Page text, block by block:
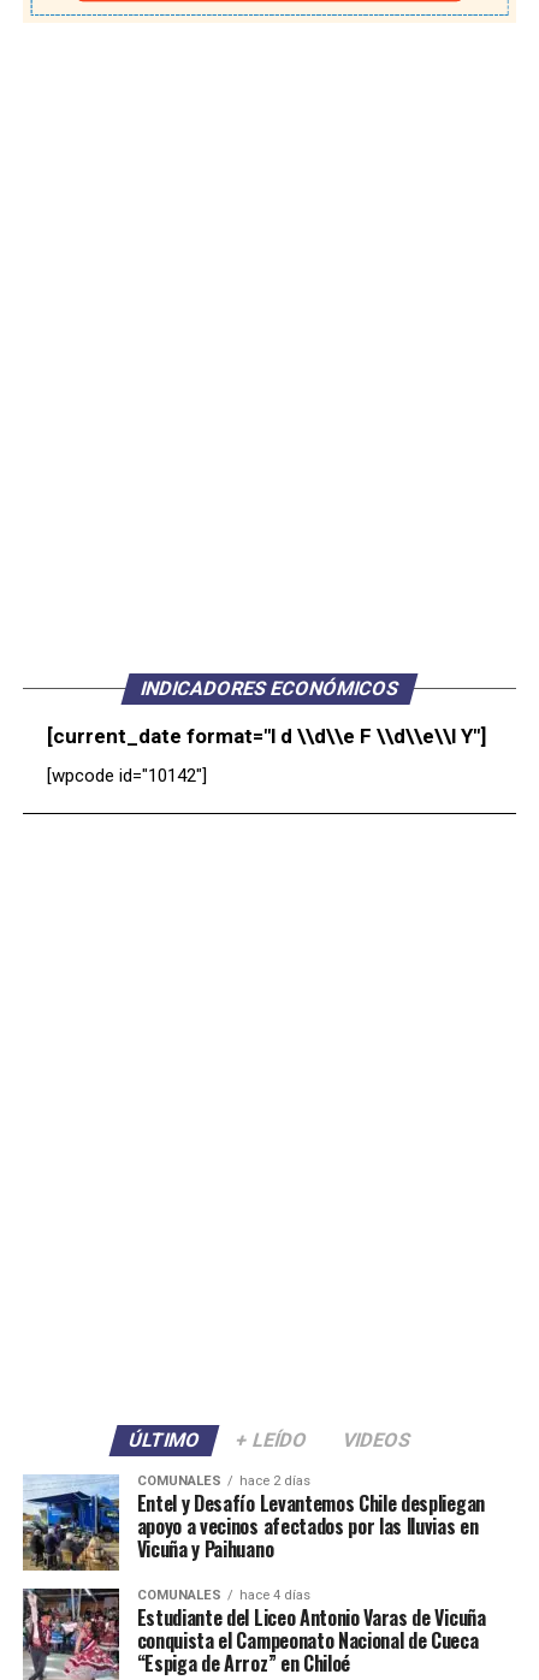
INDICADORES ECONÓMICOS
[current_date format="l d \\d\\e F \\d\\e\\l Y"]
[wpcode id="10142"]
ÚLTIMO + LEÍDO VIDEOS
COMUNALES hace 2 días
Entel y Desafío Levantemos Chile despliegan
apoyo a vecinos afectados por las lluvias en
Vicuña y Paihuano
COMUNALES hace 4 días
Estudiante del Liceo Antonio Varas de Vicuña
conquista el Campeonato Nacional de Cueca
“Espiga de Arroz” en Chiloé